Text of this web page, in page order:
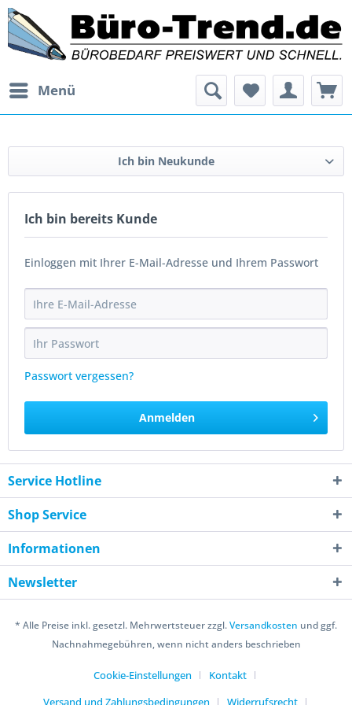
Menü
Ich bin Neukunde
Ich bin bereits Kunde
Einloggen mit Ihrer E-Mail-Adresse und Ihrem Passwort
Passwort vergessen?
Anmelden
Service Hotline
Shop Service
Informationen
Newsletter
* Alle Preise inkl. gesetzl. Mehrwertsteuer zzgl.Versandkosten und ggf.
Nachnahmegebühren, wenn nicht anders beschrieben
Cookie-Einstellungen
Kontakt
Versand und Zahlungsbedingungen
Widerrufsrecht